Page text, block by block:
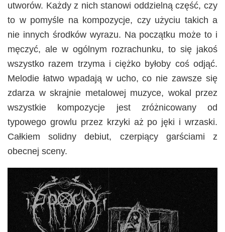
utworów. Każdy z nich stanowi oddzielną część, czy
to w pomyśle na kompozycje, czy użyciu takich a
nie innych środków wyrazu. Na początku może to i
męczyć, ale w ogólnym rozrachunku, to się jakoś
wszystko razem trzyma i ciężko byłoby coś odjąć.
Melodie łatwo wpadają w ucho, co nie zawsze się
zdarza w skrajnie metalowej muzyce, wokal przez
wszystkie kompozycje jest zróżnicowany od
typowego growlu przez krzyki aż po jęki i wrzaski.
Całkiem solidny debiut, czerpiący garściami z
obecnej sceny.